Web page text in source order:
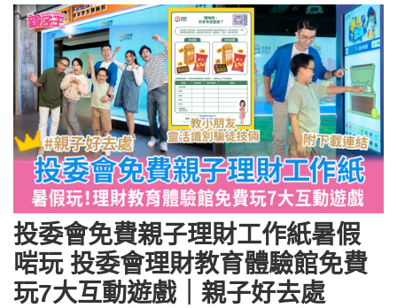
投委會免費親子理財工作紙暑假
啱玩 投委會理財教育體驗館免費
玩7大互動遊戲｜親子好去處